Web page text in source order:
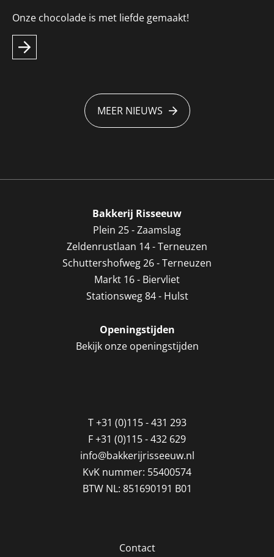
Onze chocolade is met liefde gemaakt!
MEER NIEUWS
Bakkerij Risseeuw
Plein 25 - Zaamslag
Zeldenrustlaan 14 - Terneuzen
Schuttershofweg 26 - Terneuzen
Markt 16 - Biervliet
Stationsweg 84 - Hulst
Openingstijden
Bekijk onze openingstijden
T+31 (0)115 - 431 293
F+31 (0)115 - 432 629
info@bakkerijrisseeuw.nl
KvK nummer: 55400574
BTW NL: 851690191 B01
Contact